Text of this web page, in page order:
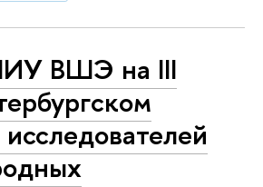
ВШЭ на III